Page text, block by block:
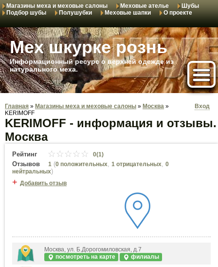
Магазины меха и меховые салоны Меховые ателье
Шубы
Подбор шубы
Полушубки Меховые шапки О проекте
Мех шкурке рознь
Информационный ресурс о верхней одежде из
натурального меха.
Главная » Магазины меха и меховые салоны » Москва »
KERIMOFF
Вход
KERIMOFF - информация и отзывы.
Москва
Рейтинг 0(1)
Отзывов 1 (0 положительных, 1 отрицательных, 0
нейтральных)
+ Добавить отзыв
Москва, ул. Б.Дорогомиловская, д.7
посмотреть на карте
филиалы